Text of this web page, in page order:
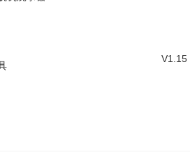
V1.15